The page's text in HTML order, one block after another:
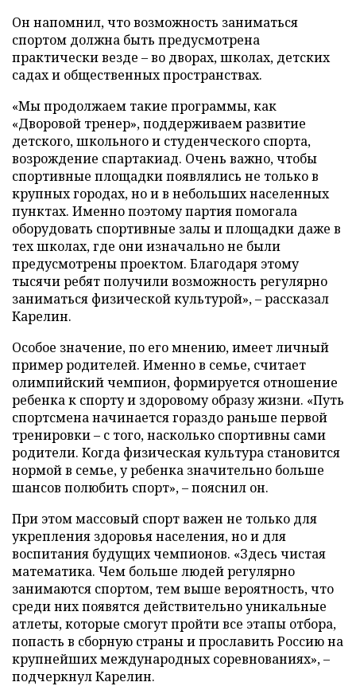
Он напомнил, что возможность заниматься
спортом должна быть предусмотрена
практически везде – во дворах, школах, детских
садах и общественных пространствах.
«Мы продолжаем такие программы, как
«Дворовой тренер», поддерживаем развитие
детского, школьного и студенческого спорта,
возрождение спартакиад. Очень важно, чтобы
спортивные площадки появлялись не только в
крупных городах, но и в небольших населенных
пунктах. Именно поэтому партия помогала
оборудовать спортивные залы и площадки даже в
тех школах, где они изначально не были
предусмотрены проектом. Благодаря этому
тысячи ребят получили возможность регулярно
заниматься физической культурой», – рассказал
Карелин.
Особое значение, по его мнению, имеет личный
пример родителей. Именно в семье, считает
олимпийский чемпион, формируется отношение
ребенка к спорту и здоровому образу жизни. «Путь
спортсмена начинается гораздо раньше первой
тренировки – с того, насколько спортивны сами
родители. Когда физическая культура становится
нормой в семье, у ребенка значительно больше
шансов полюбить спорт», – пояснил он.
При этом массовый спорт важен не только для
укрепления здоровья населения, но и для
воспитания будущих чемпионов. «Здесь чистая
математика. Чем больше людей регулярно
занимаются спортом, тем выше вероятность, что
среди них появятся действительно уникальные
атлеты, которые смогут пройти все этапы отбора,
попасть в сборную страны и прославить Россию на
крупнейших международных соревнованиях», –
подчеркнул Карелин.